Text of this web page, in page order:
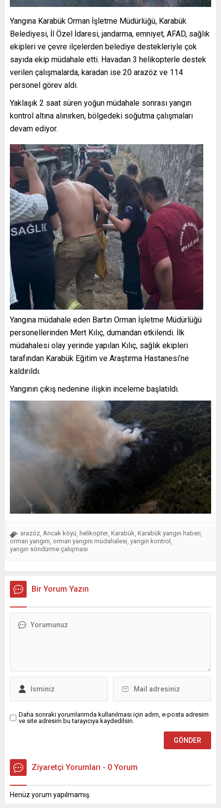
Yangına Karabük Orman İşletme Müdürlüğü, Karabük
Belediyesi, İl Özel İdaresi, jandarma, emniyet, AFAD, sağlık
ekipleri ve çevre ilçelerden belediye destekleriyle çok
sayıda ekip müdahale etti. Havadan 3 helikopterle destek
verilen çalışmalarda, karadan ise 20 arazöz ve 114
personel görev aldı.
Yaklaşık 2 saat süren yoğun müdahale sonrası yangın
kontrol altına alınırken, bölgedeki soğutma çalışmaları
devam ediyor.
Yangına müdahale eden Bartın Orman İşletme Müdürlüğü
personellerinden Mert Kılıç, dumandan etkilendi. İlk
müdahalesi olay yerinde yapılan Kılıç, sağlık ekipleri
tarafından Karabük Eğitim ve Araştırma Hastanesi’ne
kaldırıldı.
Yangının çıkış nedenine ilişkin inceleme başlatıldı.
arazöz, Arıcak köyü, helikopter, Karabük, Karabük yangın haberi,
orman yangını, orman yangını müdahalesi, yangın kontrol ,
yangın söndürme çalışması
Bir Yorum Yazın
Daha sonraki yorumlarımda kullanılması için adım, e-posta adresim
ve site adresim bu tarayıcıya kaydedilsin.
Ziyaretçi Yorumları - 0 Yorum
Henüz yorum yapılmamış.